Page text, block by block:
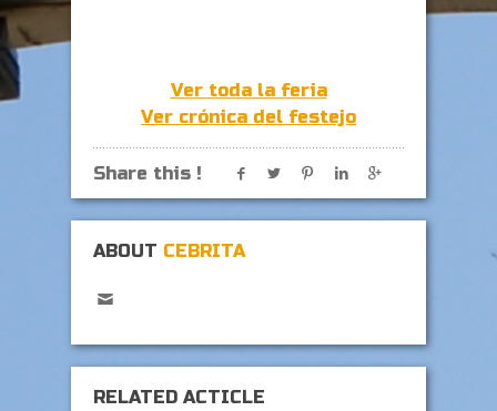
Ver toda la feria
Ver crónica del festejo
Share this !
ABOUT CEBRITA
RELATED ACTICLE